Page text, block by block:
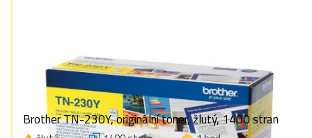
Brother TN-230Y, originální toner, žlutý, 1400 stran